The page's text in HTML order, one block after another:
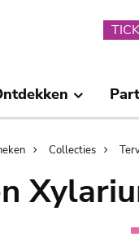
Collecties